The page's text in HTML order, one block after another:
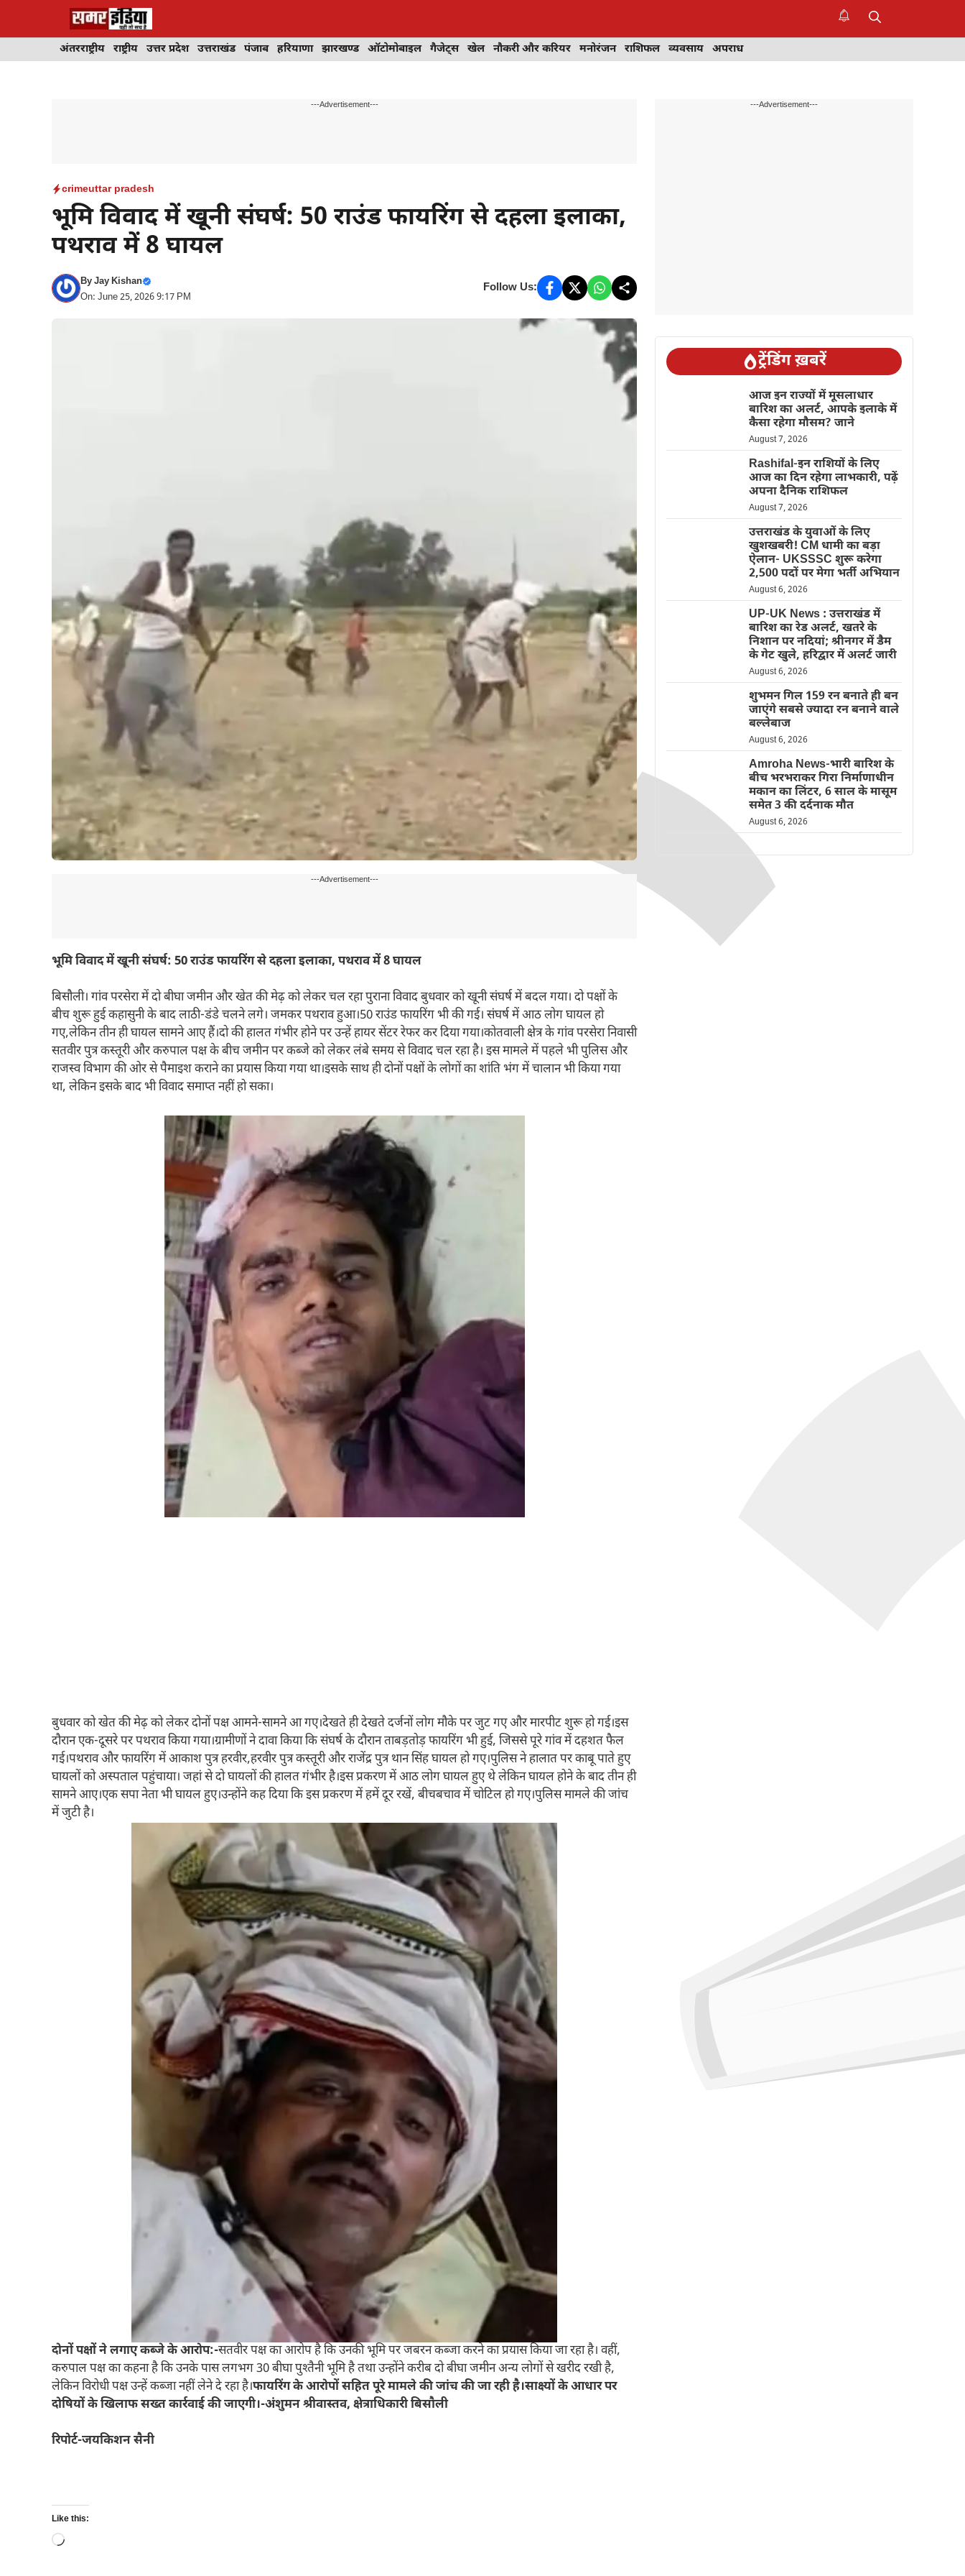
अंतरराष्ट्रीय राष्ट्रीय उत्तर प्रदेश उत्तराखंड पंजाब हरियाणा झारखण्ड ऑटोमोबाइल गैजेट्स खेल नौकरी और करियर मनोरंजन राशिफल व्यवसाय अपराध
---Advertisement---
crimeuttar pradesh
भूमि विवाद में खूनी संघर्ष: 50 राउंड फायरिंग से दहला इलाका,
पथराव में 8 घायल
ByJay Kishan
On: June 25, 2026 9:17 PM
Follow Us:
---Advertisement---
भूमि विवाद में खूनी संघर्ष: 50 राउंड फायरिंग से दहला इलाका, पथराव में 8 घायल
बिसौली। गांव परसेरा में दो बीघा जमीन और खेत की मेढ़ को लेकर चल रहा पुराना विवाद बुधवार को खूनी संघर्ष में बदल गया। दो पक्षों के
बीच शुरू हुई कहासुनी के बाद लाठी-डंडे चलने लगे। जमकर पथराव हुआ।50 राउंड फायरिंग भी की गई। संघर्ष में आठ लोग घायल हो
गए,लेकिन तीन ही घायल सामने आए हैं।दो की हालत गंभीर होने पर उन्हें हायर सेंटर रेफर कर दिया गया।कोतवाली क्षेत्र के गांव परसेरा निवासी
सतवीर पुत्र कस्तूरी और करुपाल पक्ष के बीच जमीन पर कब्जे को लेकर लंबे समय से विवाद चल रहा है। इस मामले में पहले भी पुलिस और
राजस्व विभाग की ओर से पैमाइश कराने का प्रयास किया गया था।इसके साथ ही दोनों पक्षों के लोगों का शांति भंग में चालान भी किया गया
था, लेकिन इसके बाद भी विवाद समाप्त नहीं हो सका।
बुधवार को खेत की मेढ़ को लेकर दोनों पक्ष आमने-सामने आ गए।देखते ही देखते दर्जनों लोग मौके पर जुट गए और मारपीट शुरू हो गई।इस
दौरान एक-दूसरे पर पथराव किया गया।ग्रामीणों ने दावा किया कि संघर्ष के दौरान ताबड़तोड़ फायरिंग भी हुई, जिससे पूरे गांव में दहशत फैल
गई।पथराव और फायरिंग में आकाश पुत्र हरवीर,हरवीर पुत्र कस्तूरी और राजेंद्र पुत्र थान सिंह घायल हो गए।पुलिस ने हालात पर काबू पाते हुए
घायलों को अस्पताल पहुंचाया। जहां से दो घायलों की हालत गंभीर है।इस प्रकरण में आठ लोग घायल हुए थे लेकिन घायल होने के बाद तीन ही
सामने आए।एक सपा नेता भी घायल हुए।उन्होंने कह दिया कि इस प्रकरण में हमें दूर रखें, बीचबचाव में चोटिल हो गए।पुलिस मामले की जांच
में जुटी है।
दोनों पक्षों ने लगाए कब्जे के आरोप:-सतवीर पक्ष का आरोप है कि उनकी भूमि पर जबरन कब्जा करने का प्रयास किया जा रहा है। वहीं,
करुपाल पक्ष का कहना है कि उनके पास लगभग 30 बीघा पुश्तैनी भूमि है तथा उन्होंने करीब दो बीघा जमीन अन्य लोगों से खरीद रखी है,
लेकिन विरोधी पक्ष उन्हें कब्जा नहीं लेने दे रहा है।फायरिंग के आरोपों सहित पूरे मामले की जांच की जा रही है।साक्ष्यों के आधार पर
दोषियों के खिलाफ सख्त कार्रवाई की जाएगी।-अंशुमन श्रीवास्तव, क्षेत्राधिकारी बिसौली
रिपोर्ट-जयकिशन सैनी
Like this:
Loading…
---Advertisement---
ट्रेंडिंग ख़बरें
आज इन राज्यों में मूसलाधार
बारिश का अलर्ट, आपके इलाके में
कैसा रहेगा मौसम? जाने
August 7, 2026
Rashifal-इन राशियों के लिए
आज का दिन रहेगा लाभकारी, पढ़ें
अपना दैनिक राशिफल
August 7, 2026
उत्तराखंड के युवाओं के लिए
खुशखबरी! CM धामी का बड़ा
ऐलान- UKSSSC शुरू करेगा
2,500 पदों पर मेगा भर्ती अभियान
August 6, 2026
UP-UK News : उत्तराखंड में
बारिश का रेड अलर्ट, खतरे के
निशान पर नदियां; श्रीनगर में डैम
के गेट खुले, हरिद्वार में अलर्ट जारी
August 6, 2026
शुभमन गिल 159 रन बनाते ही बन
जाएंगे सबसे ज्यादा रन बनाने वाले
बल्लेबाज
August 6, 2026
Amroha News-भारी बारिश के
बीच भरभराकर गिरा निर्माणाधीन
मकान का लिंटर, 6 साल के मासूम
समेत 3 की दर्दनाक मौत
August 6, 2026